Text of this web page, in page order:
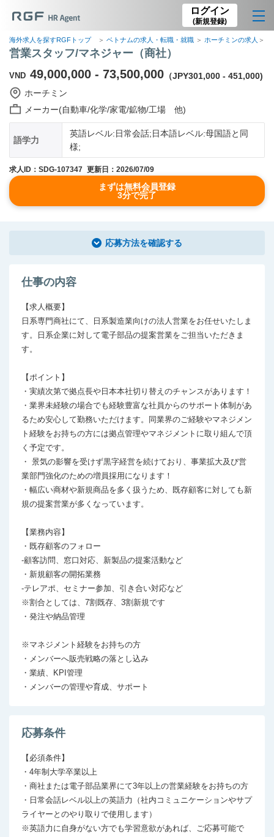
ログイン
(新規登録)
海外求人を探すRGFトップ ベトナムの求人・転職・就職 ホーチミンの求人
営業スタッフ/マネジャー（商社）
VND 49,000,000 - 73,500,000 （JPY301,000 - 451,000)
ホーチミン
メーカー(自動車/化学/家電/鉱物/工場 他)
語学力
英語レベル:日常会話;日本語レベル:母国語と同
様;
求人ID：SDG-107347 更新日：2026/07/09
まずは無料会員登録
3分で完了
応募方法を確認する
仕事の内容
【求人概要】
日系専門商社にて、日系製造業向けの法人営業をお任せいたしま
す。日系企業に対して電子部品の提案営業をご担当いただきま
す。
【ポイント】
・実績次第で拠点長や日本本社切り替えのチャンスがあります！
・業界未経験の場合でも経験豊富な社員からのサポート体制があ
るため安心して勤務いただけます。同業界のご経験やマネジメン
ト経験をお持ちの方には拠点管理やマネジメントに取り組んで頂
く予定です。
・ 景気の影響を受けず黒字経営を続けており、事業拡大及び営
業部門強化のための増員採用になります！
・幅広い商材や新規商品を多く扱うため、既存顧客に対しても新
規の提案営業が多くなっています。
【業務内容】
・既存顧客のフォロー
‐顧客訪問、窓口対応、新製品の提案活動など
・新規顧客の開拓業務
‐テレアポ、セミナー参加、引き合い対応など
※割合としては、7割既存、3割新規です
・発注や納品管理
※マネジメント経験をお持ちの方
・メンバーへ販売戦略の落とし込み
・業績、KPI管理
応募条件
【必須条件】
・4年制大学卒業以上
・商社または電子部品業界にて3年以上の営業経験をお持ちの方
・日常会話レベル以上の英語力（社内コミュニケーションやサプ
ライヤーとのやり取りで使用します）
※英語力に自身がない方でも学習意欲があれば、ご応募可能で